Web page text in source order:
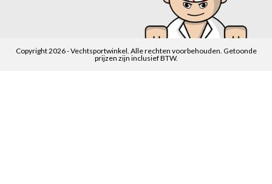
Copyright 2026 - Vechtsportwinkel. Alle rechten voorbehouden. Getoonde
prijzen zijn inclusief BTW.